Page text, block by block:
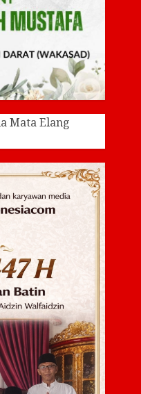
Mata Elang